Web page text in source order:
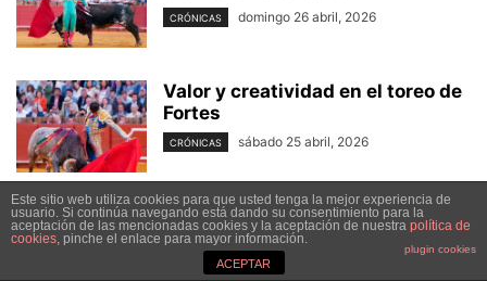
CRÓNICAS domingo 26 abril, 2026
Valor y creatividad en el toreo de
Fortes
CRÓNICAS sábado 25 abril, 2026
NO HAY COMENTARIOS
Este sitio web utiliza cookies para que usted tenga la mejor experiencia de
usuario. Si continúa navegando está dando su consentimiento para la
aceptación de las mencionadas cookies y la aceptación de nuestra política de
cookies, pinche el enlace para mayor información.
plugin cookies
ACEPTAR